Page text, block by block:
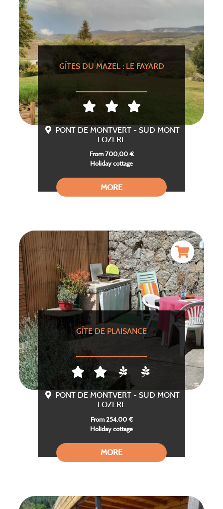
GÎTES DU MAZEL : LE FAYARD
PONT DE MONTVERT - SUD MONT
LOZERE
From 700,00 €
Holiday cottage
MORE
GÎTE DE PLAISANCE
PONT DE MONTVERT - SUD MONT
LOZERE
From 254,00 €
Holiday cottage
MORE